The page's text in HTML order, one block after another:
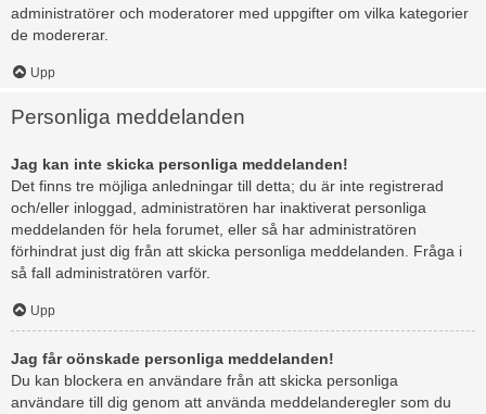
administratörer och moderatorer med uppgifter om vilka kategorier
de modererar.
Upp
Personliga meddelanden
Jag kan inte skicka personliga meddelanden!
Det finns tre möjliga anledningar till detta; du är inte registrerad
och/eller inloggad, administratören har inaktiverat personliga
meddelanden för hela forumet, eller så har administratören
förhindrat just dig från att skicka personliga meddelanden. Fråga i
så fall administratören varför.
Upp
Jag får oönskade personliga meddelanden!
Du kan blockera en användare från att skicka personliga
användare till dig genom att använda meddelanderegler som du